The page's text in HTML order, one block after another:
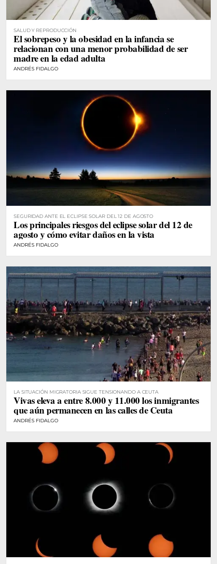
SALUD Y REPRODUCCIÓN
El sobrepeso y la obesidad en la infancia se
relacionan con una menor probabilidad de ser
madre en la edad adulta
ANDRÉS FIDALGO
SEGURIDAD ANTE EL ECLIPSE SOLAR DEL 12 DE AGOSTO
Los principales riesgos del eclipse solar del 12 de
agosto y cómo evitar daños en la vista
ANDRÉS FIDALGO
LA SITUACIÓN MIGRATORIA SIGUE TENSIONANDO A CEUTA
Vivas eleva a entre 8.000 y 11.000 los inmigrantes
que aún permanecen en las calles de Ceuta
ANDRÉS FIDALGO